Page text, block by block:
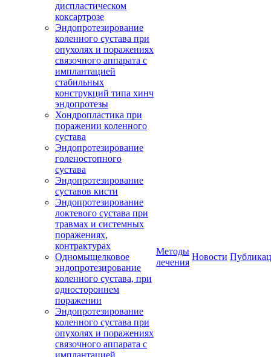
диспластическом
коксартрозе
Эндопротезирование
коленного сустава при
опухолях и поражениях
связочного аппарата с
имплантацией
стабильных
конструкций типа хинч
эндопротезы
Хондропластика при
поражении коленного
сустава
Эндопротезирование
голеностопного
сустава
Эндопротезирование
суставов кисти
Эндопротезирование
локтевого сустава при
травмах и системных
поражениях,
контрактурах
Одномыщелковое
эндопротезирование
коленного сустава, при
одностороннем
поражении
Эндопротезирование
коленного сустава при
опухолях и поражениях
связочного аппарата с
имплантацией
Методы
лечения
Новости